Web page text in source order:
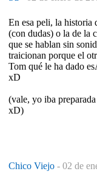
En esa peli, la historia
(con dudas) o la de la
que se hablan sin
traicionan porque el
Tom qué le ha dado
xD
(vale, yo iba
xD)
Chico Viejo - 02 de